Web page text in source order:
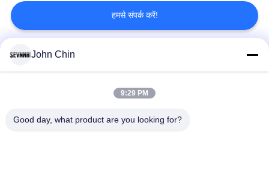
हमसे संपर्क करें!
लोकप्रिय श्रेणियां
कपड़े
कपड़े
John Chin
9:29 PM
Good day, what product are you looking for?